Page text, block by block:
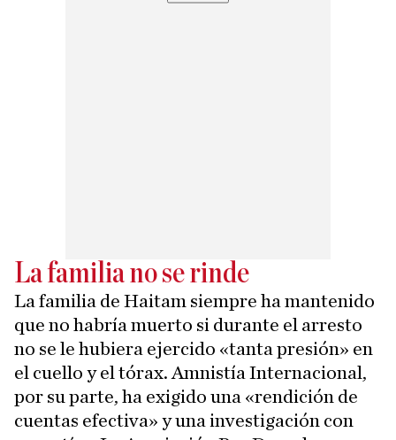
La familia no se rinde
La familia de Haitam siempre ha mantenido
que no habría muerto si durante el arresto
no se le hubiera ejercido «tanta presión» en
el cuello y el tórax. Amnistía Internacional,
por su parte, ha exigido una «rendición de
cuentas efectiva» y una investigación con